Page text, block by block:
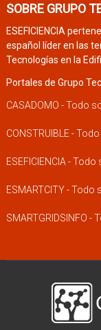
SOBRE GRUPO
ESEFICIENCIA
español líder en las
Tecnologías en la
Portales de Grupo
CASADOMO - Todo
CONSTRUIBLE -
ESEFICIENCIA -
ESMARTCITY - Todo
SMARTGRIDSINFO -